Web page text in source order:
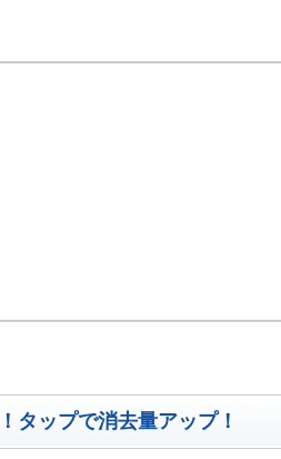
タップで消去量アップ！